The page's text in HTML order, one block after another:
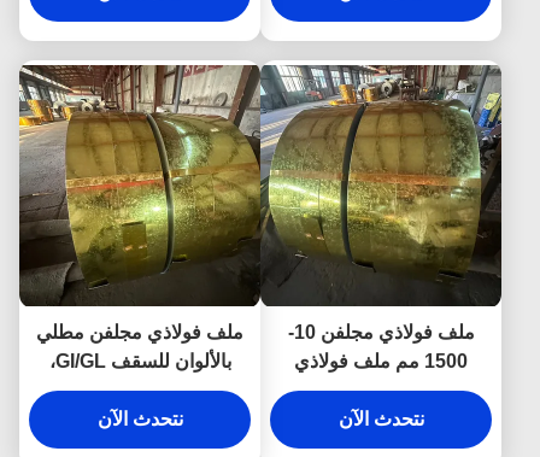
ملف فولاذي مجلفن 10-
1500 مم ملف فولاذي
جلفالوم ملف فولاذي أ
luzinc az150
نتحدث الآن
ملف فولاذي مجلفن مطلي
بالألوان للسقف GI/GL،
مغلفن بالغمس الساخن
0.12 مم - 4 مم
نتحدث الآن